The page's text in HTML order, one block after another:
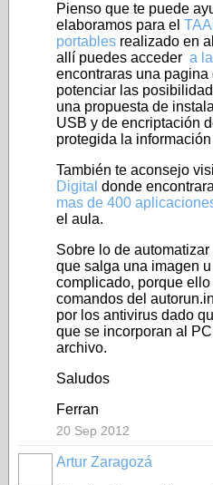
Pienso que te puede
elaboramos para el
portables realizado en
allí puedes acceder a
encontraras una
potenciar las
una propuesta de
USB y de encriptación
protegida la
También te aconsejo
Digital donde
mas de 400
el aula.
Sobre lo de
que salga una imagen
complicado, porque
comandos del
por los antivirus dado
que se incorporan al
archivo.
Saludos
Ferran
20 Sep 2012
Artur Zaragozá